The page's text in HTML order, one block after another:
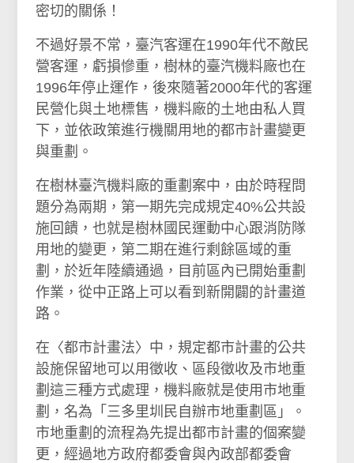
密切的關係！
不過好景不常，臺汽客運在1990年代不敵民
營客運，虧損慘重，樹林的臺汽機料廠也在
1996年停止運作，後來隨著2000年代的客運
民營化與土地標售，機料廠的土地由私人買
下，並依政策進行機關用地的都市計畫變更
與重劃。
在樹林臺汽機料廠的重劃案中，由於時程問
題分為兩期，第一期先完成規定40%公共設
施回饋，也就是樹林國民運動中心跟消防隊
用地的變更，第二期在進行剩餘區域的重
劃，於近年陸續通過，目前區內已開始重劃
作業，從中正路上可以看到新開闢的計畫道
路。
在〈都市計畫法〉中，規定都市計畫的公共
設施保留地可以用徵收、區段徵收及市地重
劃這三種方式處理，機料廠就是使用市地重
劃，名為「三多里圳民自辦市地重劃區」。
市地重劃的流程為先提出都市計畫的個案變
更，經過地方政府都委會與內政部都委會